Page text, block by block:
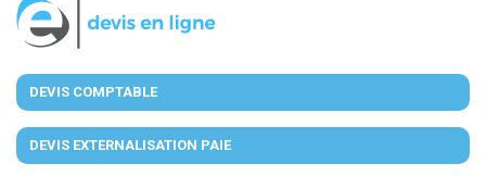
DEVIS COMPTABLE
DEVIS EXTERNALISATION PAIE